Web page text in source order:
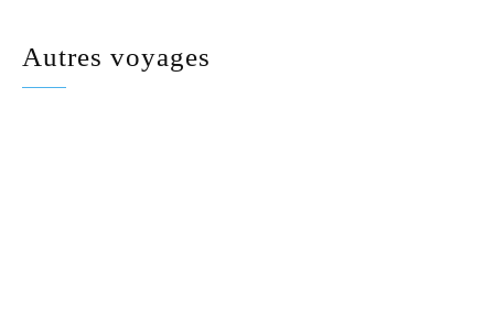
Autres voyages